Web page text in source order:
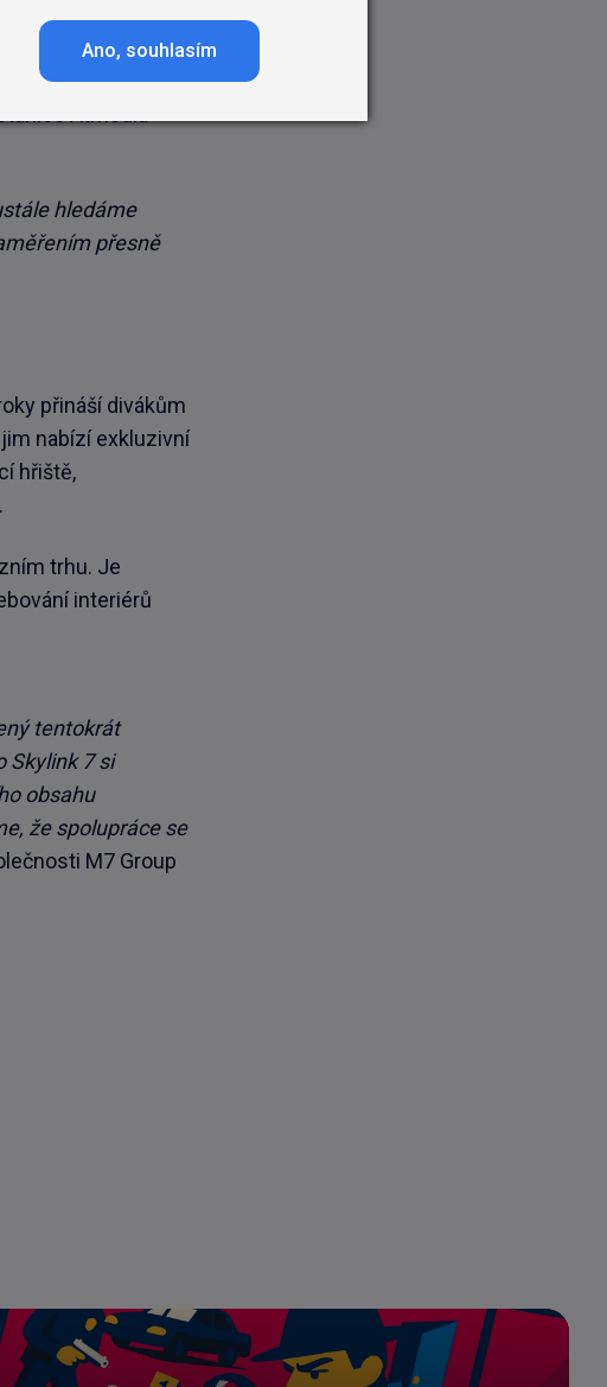
Televizi Seznam,
Atmedia
hledáme
přesně
přináší divákům
nabízí exkluzivní
hřiště,
trhu. Je
interiérů
tentokrát
Skylink 7 si
obsahu
že spolupráce se
M7 Group
Ano, souhlasím